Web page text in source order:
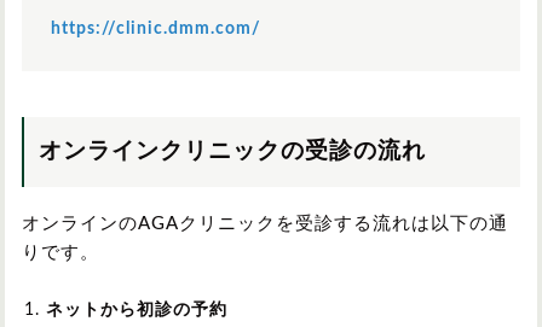
https://clinic.dmm.com/
オンラインクリニックの受診の流れ
オンラインのAGAクリニックを受診する流れは以下の通
りです。
ネットから初診の予約